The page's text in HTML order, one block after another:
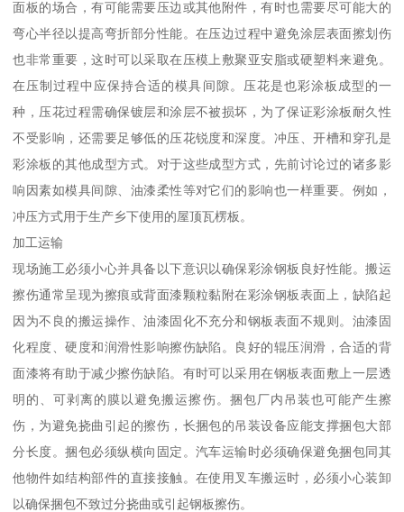
面板的场合，有可能需要压边或其他附件，有时也需要尽可能大的
弯心半径以提高弯折部分性能。在压边过程中避免涂层表面擦划伤
也非常重要，这时可以采取在压模上敷聚亚安脂或硬塑料来避免。
在压制过程中应保持合适的模具间隙。压花是也彩涂板成型的一
种，压花过程需确保镀层和涂层不被损坏，为了保证彩涂板耐久性
不受影响，还需要足够低的压花锐度和深度。冲压、开槽和穿孔是
彩涂板的其他成型方式。对于这些成型方式，先前讨论过的诸多影
响因素如模具间隙、油漆柔性等对它们的影响也一样重要。例如，
冲压方式用于生产乡下使用的屋顶瓦楞板。
加工运输
现场施工必须小心并具备以下意识以确保彩涂钢板良好性能。搬运
擦伤通常呈现为擦痕或背面漆颗粒黏附在彩涂钢板表面上，缺陷起
因为不良的搬运操作、油漆固化不充分和钢板表面不规则。油漆固
化程度、硬度和润滑性影响擦伤缺陷。良好的辊压润滑，合适的背
面漆将有助于减少擦伤缺陷。有时可以采用在钢板表面敷上一层透
明的、可剥离的膜以避免搬运擦伤。捆包厂内吊装也可能产生擦
伤，为避免挠曲引起的擦伤，长捆包的吊装设备应能支撑捆包大部
分长度。捆包必须纵横向固定。汽车运输时必须确保避免捆包同其
他物件如结构部件的直接接触。在使用叉车搬运时，必须小心装卸
以确保捆包不致过分挠曲或引起钢板擦伤。